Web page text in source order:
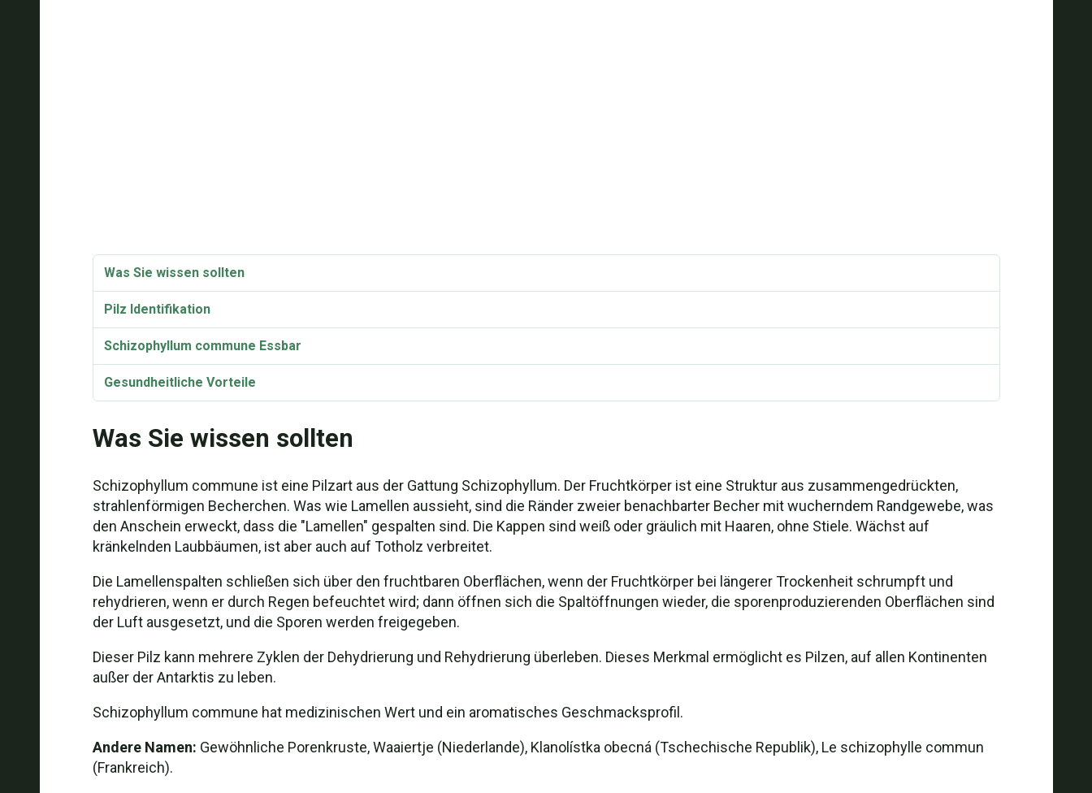
Was Sie wissen sollten
Pilz Identifikation
Schizophyllum commune Essbar
Gesundheitliche Vorteile
Schizophyllum commune Video
Was Sie wissen sollten
Schizophyllum commune ist eine Pilzart aus der Gattung Schizophyllum. Der Fruchtkörper ist eine Struktur aus zusammengedrückten,
strahlenförmigen Becherchen. Was wie Lamellen aussieht, sind die Ränder zweier benachbarter Becher mit wucherndem Randgewebe, was
den Anschein erweckt, dass die "Lamellen" gespalten sind. Die Kappen sind weiß oder gräulich mit Haaren, ohne Stiele. Wächst auf
kränkelnden Laubbäumen, ist aber auch auf Totholz verbreitet.
Die Lamellenspalten schließen sich über den fruchtbaren Oberflächen, wenn der Fruchtkörper bei längerer Trockenheit schrumpft und
rehydrieren, wenn er durch Regen befeuchtet wird; dann öffnen sich die Spaltöffnungen wieder, die sporenproduzierenden Oberflächen sind
der Luft ausgesetzt, und die Sporen werden freigegeben.
Dieser Pilz kann mehrere Zyklen der Dehydrierung und Rehydrierung überleben. Dieses Merkmal ermöglicht es Pilzen, auf allen Kontinenten
außer der Antarktis zu leben.
Schizophyllum commune hat medizinischen Wert und ein aromatisches Geschmacksprofil.
Andere Namen: Gewöhnliche Porenkruste, Waaiertje (Niederlande), Klanolístka obecná (Tschechische Republik), Le schizophylle commun
(Frankreich).